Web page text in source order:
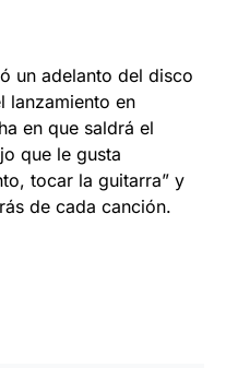
un adelanto del disco
lanzamiento en
en que saldrá el
que le gusta
tocar la guitarra” y
de cada canción.